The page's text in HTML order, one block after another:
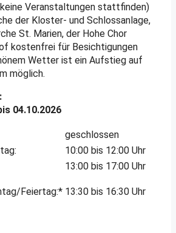
Veranstaltungen stattfinden)
der Kloster- und Schlossanlage,
St. Marien, der Hohe Chor
kostenfrei für Besichtigungen
Wetter ist ein Aufstieg auf
möglich.
04.10.2026
geschlossen
10:00 bis 12:00 Uhr
13:00 bis 17:00 Uhr
Feiertag:* 13:30 bis 16:30 Uhr